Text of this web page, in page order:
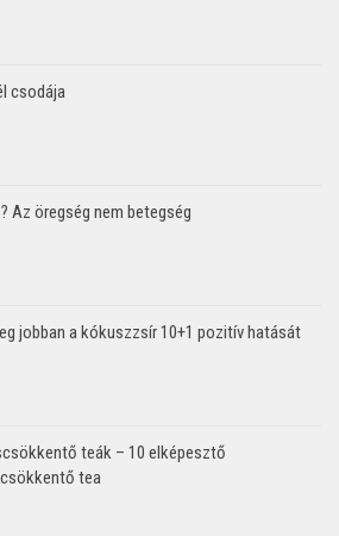
csodája
Az öregség nem betegség
jobban a kókuszzsír 10+1 pozitív hatását
teák – 10 elképesztő
tea